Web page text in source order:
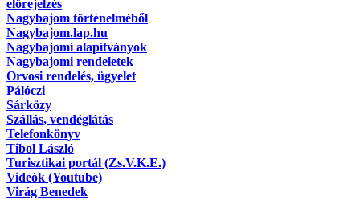
előrejelzés
Nagybajom történelméből
Nagybajom.lap.hu
Nagybajomi alapítványok
Nagybajomi rendeletek
Orvosi rendelés, ügyelet
Pálóczi
Sárközy
Szállás, vendéglátás
Telefonkönyv
Tibol László
Turisztikai portál (Zs.V.K.E.)
Videók (Youtube)
Virág Benedek